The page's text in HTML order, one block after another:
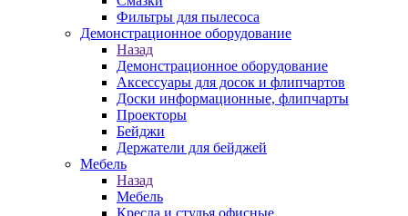
Фильтры для пылесоса
Демонстрационное оборудование
Назад
Демонстрационное оборудование
Аксессуары для досок и флипчартов
Доски информационные, флипчарты
Проекторы
Бейджи
Держатели для бейджей
Мебель
Назад
Мебель
Кресла и стулья офисные